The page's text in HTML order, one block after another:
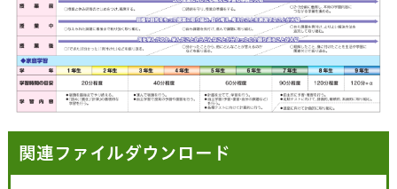
関連ファイルダウンロード